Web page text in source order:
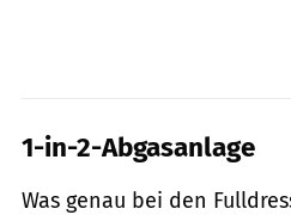
1-in-2-Abgasanlage
Was genau bei den